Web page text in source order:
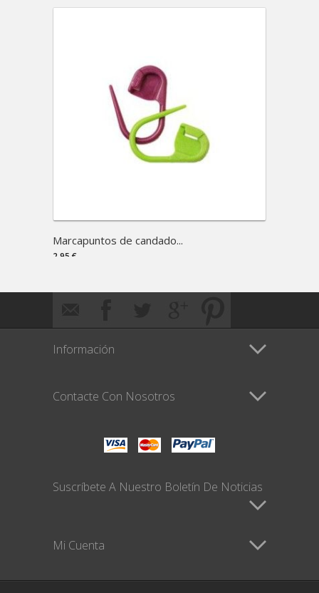
Marcapuntos de candado...
2,95 €
Información
Contacte Con Nosotros
Suscríbete A Nuestro Boletín De Noticias
Mi Cuenta